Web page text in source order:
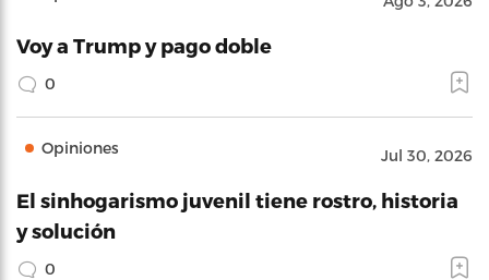
Voy a Trump y pago doble
0
Opiniones Jul 30, 2026
El sinhogarismo juvenil tiene rostro, historia
y solución
0